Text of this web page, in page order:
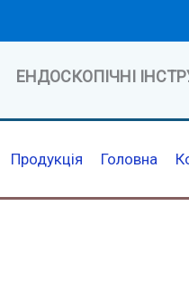
ЕНДОСКОПІЧНІ
Продукція Головна